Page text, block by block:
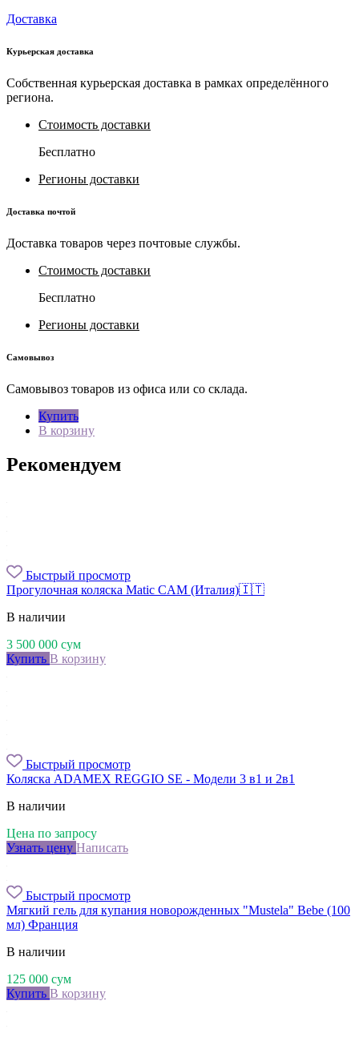
Доставка
Курьерская доставка
Собственная курьерская доставка в рамках определённого
региона.
Стоимость доставки
Бесплатно
Регионы доставки
Доставка почтой
Доставка товаров через почтовые службы.
Стоимость доставки
Бесплатно
Регионы доставки
Самовывоз
Самовывоз товаров из офиса или со склада.
Купить
В корзину
Рекомендуем
Быстрый просмотр
Прогулочная коляска Matic CAM (Италия)🇮🇹
В наличии
3 500 000 сум
Купить В корзину
Быстрый просмотр
Коляска ADAMEX REGGIO SE - Модели 3 в1 и 2в1
В наличии
Цена по запросу
Узнать цену Написать
Быстрый просмотр
Мягкий гель для купания новорожденных "Mustela" Bebe (100
мл) Франция
В наличии
125 000 сум
Купить В корзину